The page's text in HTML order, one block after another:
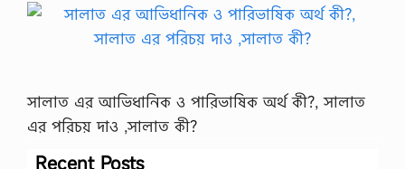
সালাত এর আভিধানিক ও পারিভাষিক অর্থ কী?, সালাত
এর পরিচয় দাও ,সালাত কী?
Recent Posts